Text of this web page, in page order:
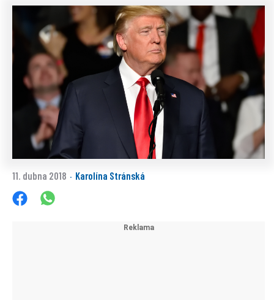
11. dubna 2018 · Karolína Stránská